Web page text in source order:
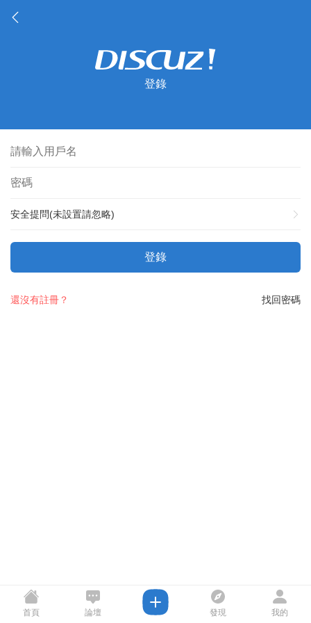
登錄
安全提問(未設置請忽略)
登錄
找回密碼
還沒有註冊？
首頁 論壇 發現 我的